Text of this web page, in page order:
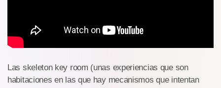
Las skeleton key room (unas experiencias que son
habitaciones en las que hay mecanismos que intentan